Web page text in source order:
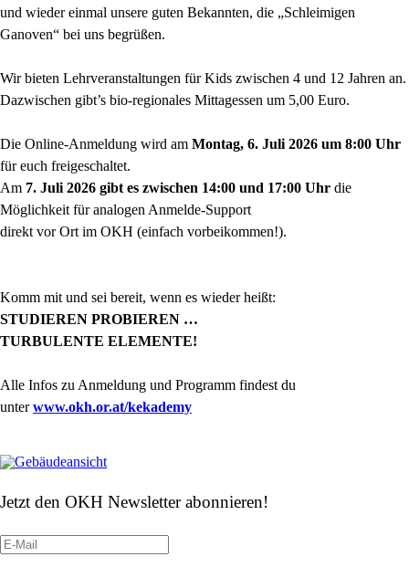
und wieder einmal unsere guten Bekannten, die „Schleimigen
Ganoven“ bei uns begrüßen.
Wir bieten Lehrveranstaltungen für Kids zwischen 4 und 12 Jahren an.
Dazwischen gibt’s bio-regionales Mittagessen um 5,00 Euro.
Die Online-Anmeldung wird am Montag, 6. Juli 2026 um 8:00 Uhr
für euch freigeschaltet.
Am 7. Juli 2026 gibt es zwischen 14:00 und 17:00 Uhr die
Möglichkeit für analogen Anmelde-Support
direkt vor Ort im OKH (einfach vorbeikommen!).
Komm mit und sei bereit, wenn es wieder heißt:
STUDIEREN PROBIEREN …
TURBULENTE ELEMENTE!
Alle Infos zu Anmeldung und Programm findest du
unterwww.okh.or.at/kekademy
Jetzt den OKH Newsletter abonnieren!